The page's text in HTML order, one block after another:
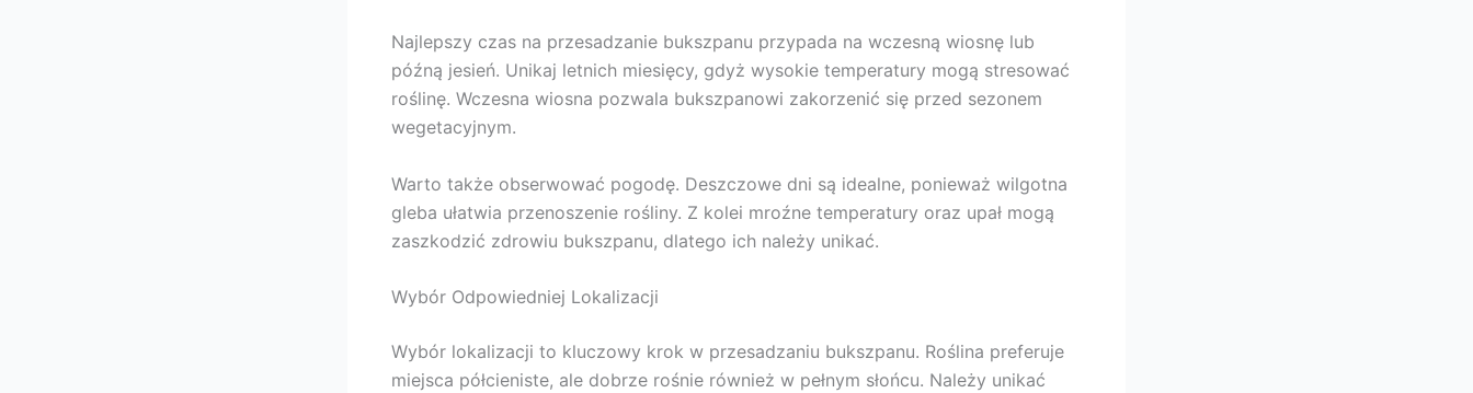
Najlepszy czas na przesadzanie bukszpanu przypada na wczesną wiosnę lub
późną jesień. Unikaj letnich miesięcy, gdyż wysokie temperatury mogą stresować
roślinę. Wczesna wiosna pozwala bukszpanowi zakorzenić się przed sezonem
wegetacyjnym.
Warto także obserwować pogodę. Deszczowe dni są idealne, ponieważ wilgotna
gleba ułatwia przenoszenie rośliny. Z kolei mroźne temperatury oraz upał mogą
zaszkodzić zdrowiu bukszpanu, dlatego ich należy unikać.
Wybór Odpowiedniej Lokalizacji
Wybór lokalizacji to kluczowy krok w przesadzaniu bukszpanu. Roślina preferuje
miejsca półcieniste, ale dobrze rośnie również w pełnym słońcu. Należy unikać